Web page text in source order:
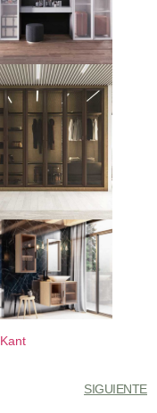
Kant
SIGUIENTE